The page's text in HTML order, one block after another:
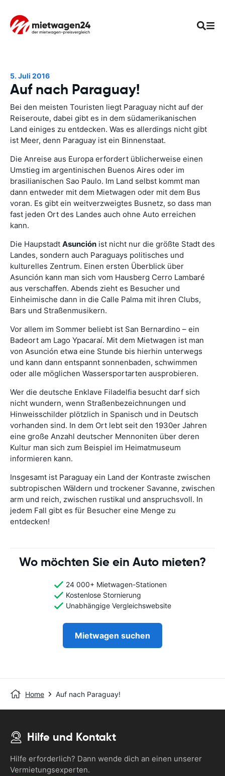
5. Juli 2016
Auf nach Paraguay!
Bei den meisten Touristen liegt Paraguay nicht auf der
Reiseroute, dabei gibt es in dem südamerikanischen
Land einiges zu entdecken. Was es allerdings nicht gibt
ist Meer, denn Paraguay ist ein Binnenstaat.
Die Anreise aus Europa erfordert üblicherweise einen
Umstieg im argentinischen Buenos Aires oder im
brasilianischen Sao Paulo. Im Land selbst kommt man
dann entweder mit dem Mietwagen oder mit dem Bus
voran. Es gibt ein weitverzweigtes Busnetz, so dass man
fast jeden Ort des Landes auch ohne Auto erreichen
kann.
Die Haupstadt Asunción ist nicht nur die größte Stadt des
Landes, sondern auch Paraguays politisches und
kulturelles Zentrum. Einen ersten Überblick über
Asunción kann man sich vom Hausberg Cerro Lambaré
aus verschaffen. Abends zieht es Besucher und
Einheimische dann in die Calle Palma mit ihren Clubs,
Bars und Straßenmusikern.
Vor allem im Sommer beliebt ist San Bernardino – ein
Badeort am Lago Ypacaraí. Mit dem Mietwagen ist man
von Asunción etwa eine Stunde bis hierhin unterwegs
und kann dann entspannt sonnenbaden, schwimmen
oder alle möglichen Wassersportarten ausprobieren.
Wer die deutsche Enklave Filadelfia besucht darf sich
nicht wundern, wenn Straßenbezeichnungen und
Hinweisschilder plötzlich in Spanisch und in Deutsch
vorhanden sind. In dem Ort lebt seit den 1930er Jahren
eine große Anzahl deutscher Mennoniten über deren
Kultur man sich zum Beispiel im Heimatmuseum
informieren kann.
Insgesamt ist Paraguay ein Land der Kontraste zwischen
subtropischen Wäldern und trockener Savanne, zwischen
arm und reich, zwischen rustikal und anspruchsvoll. In
jedem Fall gibt es für Besucher eine Menge zu
entdecken!
Wo möchten Sie ein Auto mieten?
24 000+ Mietwagen-Stationen
Kostenlose Stornierung
Unabhängige Vergleichswebsite
Mietwagen suchen
Home Auf nach Paraguay!
Hilfe und Kontakt
Hilfe erforderlich? Dann wende dich an einen unserer
Vermietungsexperten.